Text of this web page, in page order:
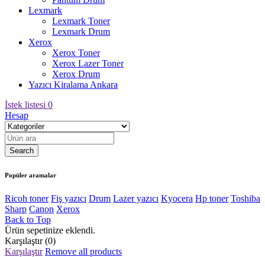
Lexmark
Lexmark Toner
Lexmark Drum
Xerox
Xerox Toner
Xerox Lazer Toner
Xerox Drum
Yazıcı Kiralama Ankara
İstek listesi 0
Hesap
Popüler aramalar
Ricoh toner Fiş yazıcı Drum Lazer yazıcı Kyocera Hp toner Toshiba
Sharp Canon Xerox
Back to Top
Ürün sepetinize eklendi.
Karşılaştır (0)
Karşılaştır Remove all products